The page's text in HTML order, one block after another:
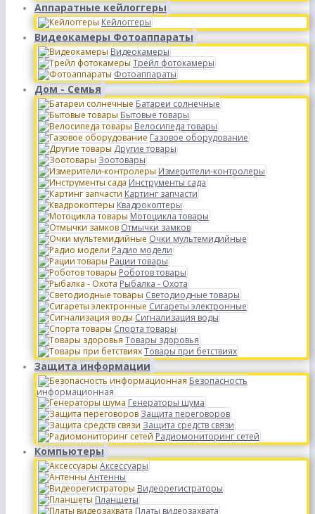
Аппаратные кейлоггеры
Кейлоггеры
Видеокамеры Фотоаппараты
Видеокамеры
Трейл фотокамеры
Фотоаппараты
Дом - Семья
Батареи солнечные
Бытовые товары
Велосипеда товары
Газовое оборудование
Другие товары
Зоотовары
Измерители-контролеры
Инструменты сада
Картинг запчасти
Квадрокоптеры
Мотоцикла товары
Отмычки замков
Очки мультемидийные
Радио модели
Рации товары
Роботов товары
Рыбалка - Охота
Светодиодные товары
Сигареты электронные
Сигнализация воды
Спорта товары
Товары здоровья
Товары при бетствиях
Защита информации
Безопасность
информационная
Генераторы шума
Защита переговоров
Защита средств связи
Радиомониторинг сетей
Компьютеры
Аксессуары
Антенны
Видеорегистраторы
Планшеты
Платы видеозахвата